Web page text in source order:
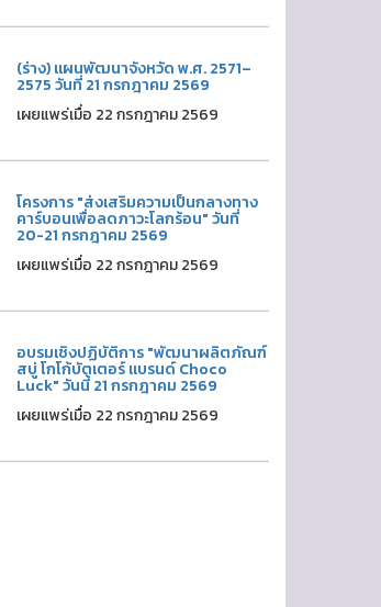
(ร่าง) แผนพัฒนาจังหวัด พ.ศ. 2571–
2575 วันที่ 21 กรกฎาคม 2569
เผยแพร่เมื่อ 22 กรกฎาคม 2569
โครงการ "ส่งเสริมความเป็นกลางทาง
คาร์บอนเพื่อลดภาวะโลกร้อน" วันที่
20-21 กรกฎาคม 2569
เผยแพร่เมื่อ 22 กรกฎาคม 2569
อบรมเชิงปฏิบัติการ "พัฒนาผลิตภัณฑ์
สบู่ โกโก้บัตเตอร์ แบรนด์ Choco
Luck" วันนี้ 21 กรกฎาคม 2569
เผยแพร่เมื่อ 22 กรกฎาคม 2569